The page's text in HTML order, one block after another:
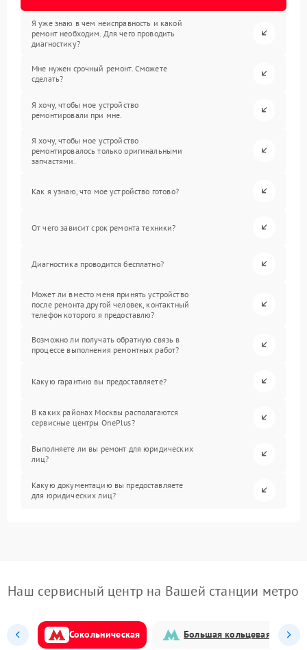
Я уже знаю в чем неисправность и какой
ремонт необходим. Для чего проводить
диагностику?
Мне нужен срочный ремонт. Сможете
сделать?
Я хочу, чтобы мое устройство
ремонтировали при мне.
Я хочу, чтобы мое устройство
ремонтировалось только оригинальными
запчастями.
Как я узнаю, что мое устройство готово?
От чего зависит срок ремонта техники?
Диагностика проводится бесплатно?
Может ли вместо меня принять устройство
после ремонта другой человек, контактный
телефон которого я предоставлю?
Возможно ли получать обратную связь в
процессе выполнения ремонтных работ?
Какую гарантию вы предоставляете?
В каких районах Москвы располагаются
сервисные центры OnePlus?
Выполняете ли вы ремонт для юридических
лиц?
Какую документацию вы предоставляете
для юридических лиц?
Наш сервисный центр на Вашей станции метро
Сокольническая Большая кольцевая